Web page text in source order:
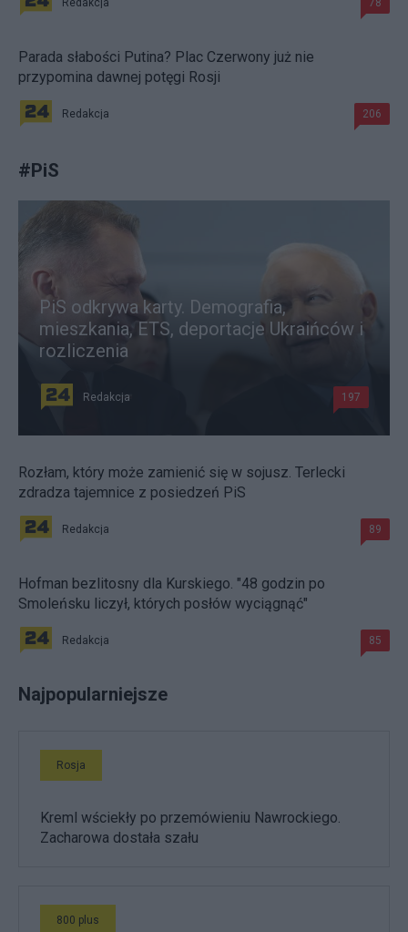
Redakcja 78
Parada słabości Putina? Plac Czerwony już nie
przypomina dawnej potęgi Rosji
Redakcja 206
#PiS
PiS odkrywa karty. Demografia,
mieszkania, ETS, deportacje Ukraińców i
rozliczenia
Redakcja 197
Rozłam, który może zamienić się w sojusz. Terlecki
zdradza tajemnice z posiedzeń PiS
Redakcja 89
Hofman bezlitosny dla Kurskiego. "48 godzin po
Smoleńsku liczył, których posłów wyciągnąć"
Redakcja 85
Najpopularniejsze
Rosja
Kreml wściekły po przemówieniu Nawrockiego.
Zacharowa dostała szału
800 plus